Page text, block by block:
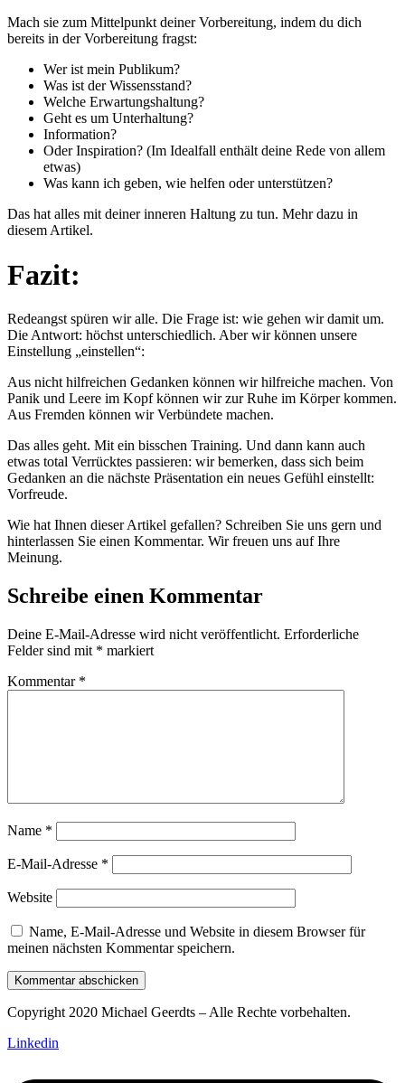
Mach sie zum Mittelpunkt deiner Vorbereitung, indem du dich
bereits in der Vorbereitung fragst:
Wer ist mein Publikum?
Was ist der Wissensstand?
Welche Erwartungshaltung?
Geht es um Unterhaltung?
Information?
Oder Inspiration? (Im Idealfall enthält deine Rede von allem
etwas)
Was kann ich geben, wie helfen oder unterstützen?
Das hat alles mit deiner inneren Haltung zu tun. Mehr dazu in
diesem Artikel.
Fazit:
Redeangst spüren wir alle. Die Frage ist: wie gehen wir damit um.
Die Antwort: höchst unterschiedlich. Aber wir können unsere
Einstellung „einstellen“:
Aus nicht hilfreichen Gedanken können wir hilfreiche machen. Von
Panik und Leere im Kopf können wir zur Ruhe im Körper kommen.
Aus Fremden können wir Verbündete machen.
Das alles geht. Mit ein bisschen Training. Und dann kann auch
etwas total Verrücktes passieren: wir bemerken, dass sich beim
Gedanken an die nächste Präsentation ein neues Gefühl einstellt:
Vorfreude.
Wie hat Ihnen dieser Artikel gefallen? Schreiben Sie uns gern und
hinterlassen Sie einen Kommentar. Wir freuen uns auf Ihre
Meinung.
Schreibe einen Kommentar
Deine E-Mail-Adresse wird nicht veröffentlicht. Erforderliche
Felder sind mit * markiert
Kommentar *
Name *
E-Mail-Adresse *
Website
Name, E-Mail-Adresse und Website in diesem Browser für
meinen nächsten Kommentar speichern.
Copyright 2020 Michael Geerdts – Alle Rechte vorbehalten.
Linkedin